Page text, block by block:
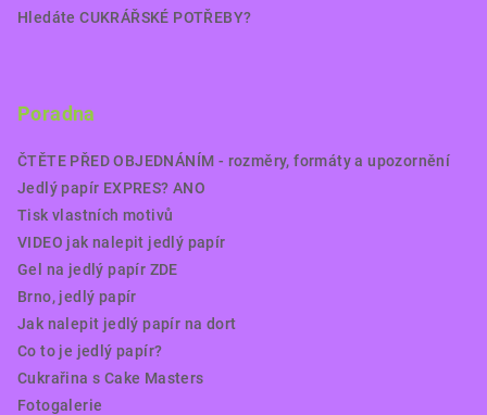
Hledáte CUKRÁŘSKÉ POTŘEBY?
Poradna
ČTĚTE PŘED OBJEDNÁNÍM - rozměry, formáty a upozornění
Jedlý papír EXPRES? ANO
Tisk vlastních motivů
VIDEO jak nalepit jedlý papír
Gel na jedlý papír ZDE
Brno, jedlý papír
Jak nalepit jedlý papír na dort
Co to je jedlý papír?
Cukrařina s Cake Masters
Fotogalerie